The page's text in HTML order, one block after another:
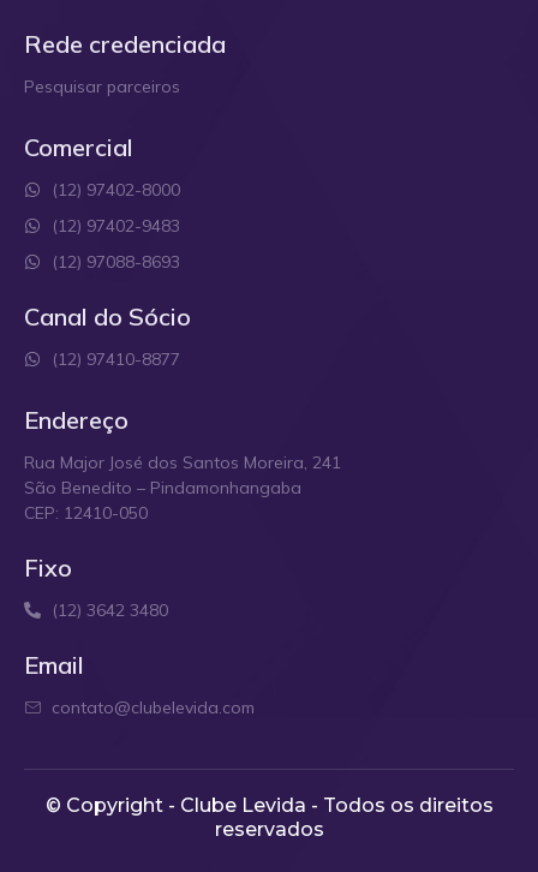
Rede credenciada
Pesquisar parceiros
Comercial
(12) 97402-8000
(12) 97402-9483
(12) 97088-8693
Canal do Sócio
(12) 97410-8877
Endereço
Rua Major José dos Santos Moreira, 241
São Benedito – Pindamonhangaba
CEP: 12410-050
Fixo
(12) 3642 3480
Email
contato@clubelevida.com
© Copyright - Clube Levida - Todos os direitos
reservados​